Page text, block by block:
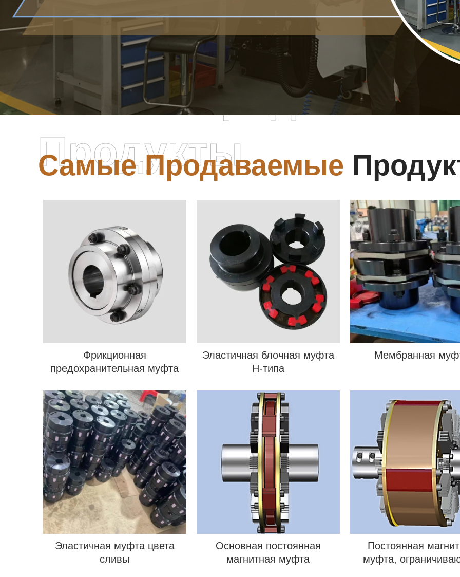
Самые Продаваемые
Самые
Продукты
Фрикционная
предохранительная муфта
Эластичная блочная муфта
H-типа
Мембранная
Эластичная муфта цвета
сливы
Основная постоянная
магнитная муфта
Постоянная
муфта,